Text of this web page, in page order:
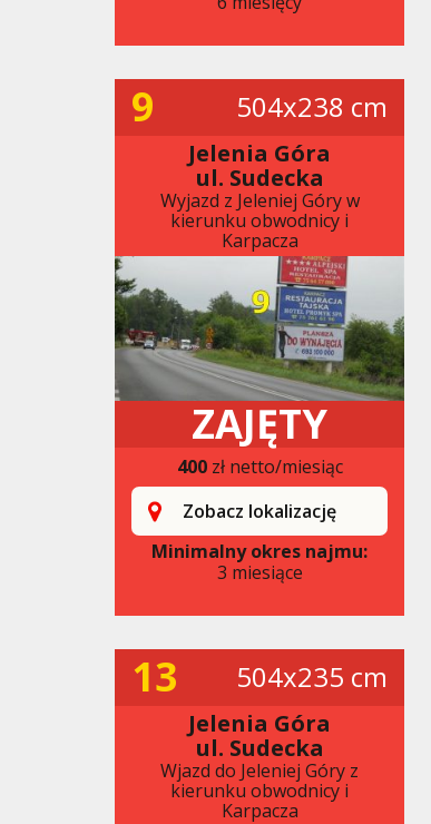
9 504x238 cm
Jelenia Góra
ul. Sudecka
Wyjazd z Jeleniej Góry w
kierunku obwodnicy i
Karpacza
ZAJĘTY
400zł netto/miesiąc
Zobacz lokalizację
Minimalny okres najmu:
3 miesiące
13 504x235 cm
Jelenia Góra
ul. Sudecka
Wjazd do Jeleniej Góry z
kierunku obwodnicy i
Karpacza